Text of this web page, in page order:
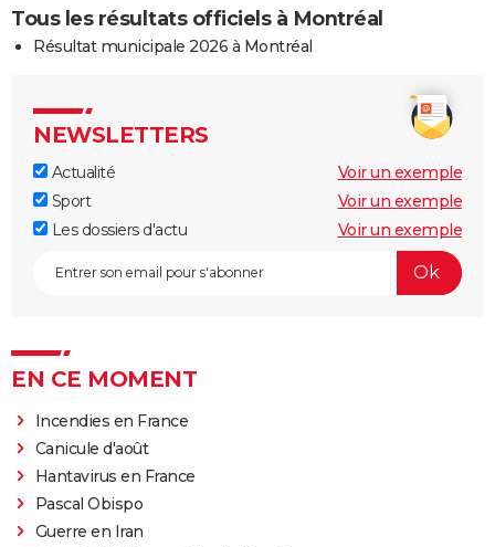
Tous les résultats officiels à Montréal
Résultat municipale 2026 à Montréal
NEWSLETTERS
Actualité
Voir un exemple
Sport
Voir un exemple
Les dossiers d'actu
Voir un exemple
EN CE MOMENT
Incendies en France
Canicule d'août
Hantavirus en France
Pascal Obispo
Guerre en Iran